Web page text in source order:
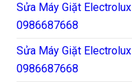
Sửa Máy Giặt
0986687668
Sửa Máy Giặt
0986687668